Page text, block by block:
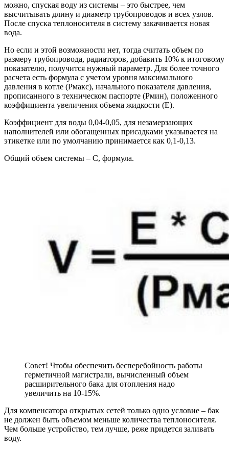
можно, спуская воду из системы – это быстрее, чем
высчитывать длину и диаметр трубопроводов и всех узлов.
После спуска теплоносителя в систему закачивается новая
вода.
Но если и этой возможности нет, тогда считать объем по
размеру трубопровода, радиаторов, добавить 10% к итоговому
показателю, получится нужный параметр. Для более точного
расчета есть формула с учетом уровня максимального
давления в котле (Pмакс), начального показателя давления,
прописанного в техническом паспорте (Pмин), положенного
коэффициента увеличения объема жидкости (E).
Коэффициент для воды 0,04-0,05, для незамерзающих
наполнителей или обогащенных присадками указывается на
этикетке или по умолчанию принимается как 0,1-0,13.
Общий объем системы – C, формула.
Совет! Чтобы обеспечить бесперебойность работы
герметичной магистрали, вычисленный объем
расширительного бака для отопления надо
увеличить на 10-15%.
Для компенсатора открытых сетей только одно условие – бак
не должен быть объемом меньше количества теплоносителя.
Чем больше устройство, тем лучше, реже придется заливать
воду.